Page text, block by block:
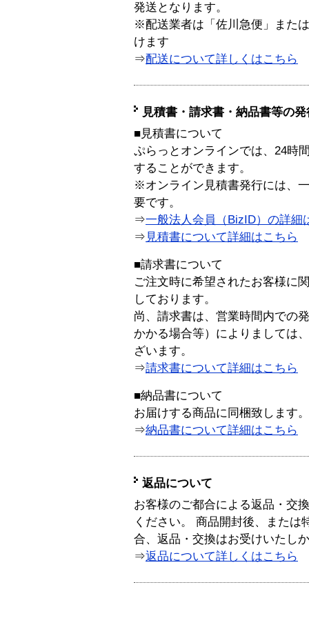
発送となります。
※配送業者は「佐川急便」また
けます
⇒配送について詳しくはこちら
見積書・請求書・納品書等の
■見積書について
ぷらっとオンラインでは、24時
することができます。
※オンライン見積書発行には、
要です。
⇒一般法人会員（BizID）の詳細
⇒ 見積書について詳細はこちら
■請求書について
ご注文時に希望されたお客様に
しております。
尚、請求書は、営業時間内での
かかる場合等）によりましては
ざいます。
⇒請求書について詳細はこちら
■納品書について
お届けする商品に同梱致します。
⇒納品書について詳細はこちら
返品について
お客様のご都合による返品・交
ください。 商品開封後、または
合、返品・交換はお受けいたし
⇒返品について詳しくはこちら